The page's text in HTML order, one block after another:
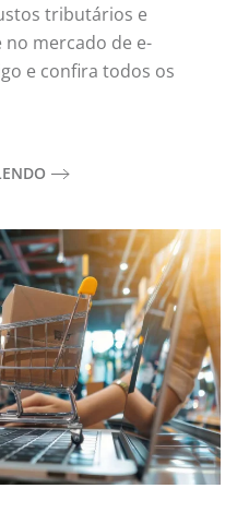
tributários e
mercado de e-
e confira todos os